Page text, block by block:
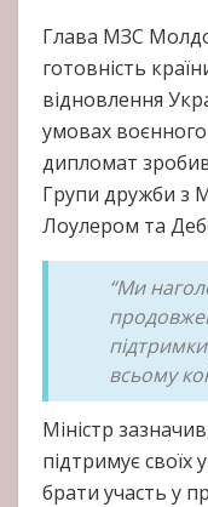
Глава МЗС
готовність
відновлення
умовах
дипломат зробив
Групи дружби з
Лоулером та
“Ми
всьому
Міністр
підтримує своїх
брати участь у